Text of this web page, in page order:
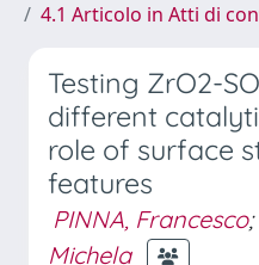
4.1 Articolo in Atti di
Testing ZrO2-
different
role of surface
features
PINNA, Francesco;
Michela